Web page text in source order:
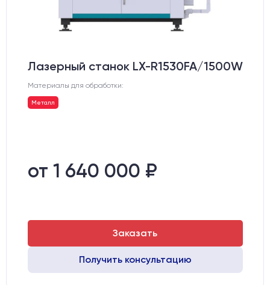
Лазерный станок LX-R1530FA/1500W
Материалы для обработки:
Металл
от 1 640 000 ₽
Заказать
Получить консультацию